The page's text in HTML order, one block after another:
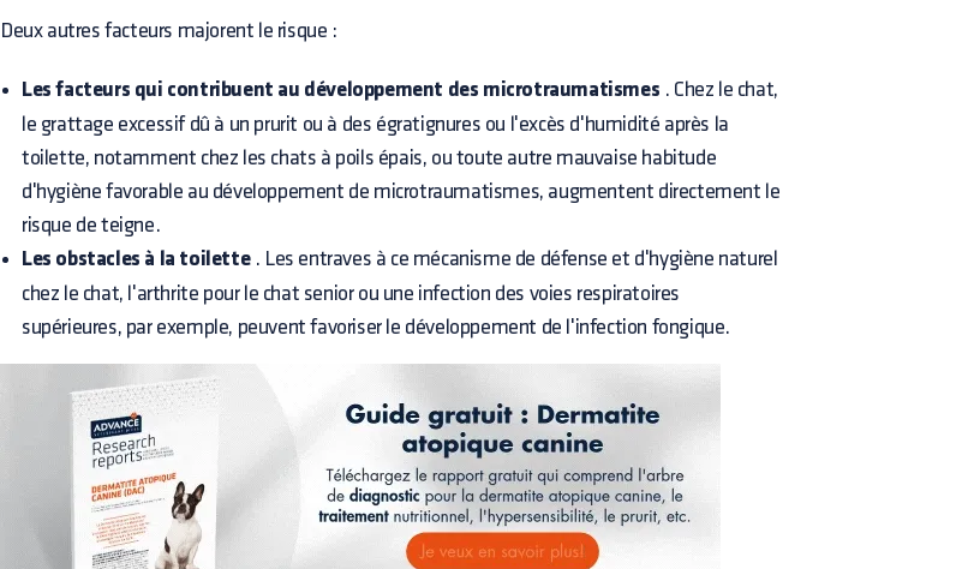
Deux autres facteurs majorent le risque :
Les facteurs qui contribuent au développement des microtraumatismes . Chez le chat,
le grattage excessif dû à un prurit ou à des égratignures ou l'excès d'humidité après la
toilette, notamment chez les chats à poils épais, ou toute autre mauvaise habitude
d'hygiène favorable au développement de microtraumatismes, augmentent directement le
risque de teigne.
Les obstacles à la toilette. Les entraves à ce mécanisme de défense et d'hygiène naturel
chez le chat, l'arthrite pour le chat senior ou une infection des voies respiratoires
supérieures, par exemple, peuvent favoriser le développement de l'infection fongique.